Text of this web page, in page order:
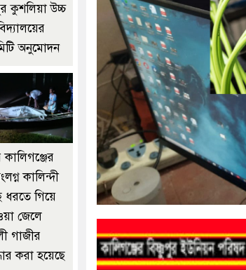
কুশলিয়া উচ্চ
অনুমোদন
কালিগঞ্জের
কালিন্দী
ধরতে গিয়ে
জেলে
গাজীর
করা হয়েছে